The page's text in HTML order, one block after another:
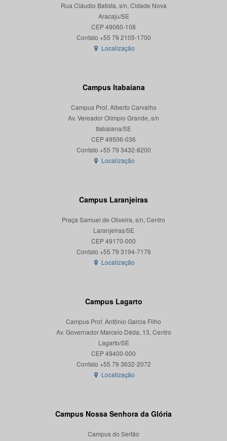
Rua Cláudio Batista, s/n, Cidade Nova
Aracaju/SE
CEP 49060-108
Localização
Campus Itabaiana
Campus Prof. Alberto Carvalho
Av. Vereador Olímpio Grande, s/n
Itabaiana/SE
CEP 49506-036
Localização
Campus Laranjeiras
Praça Samuel de Oliveira, s/n, Centro
Laranjeiras/SE
CEP 49170-000
Localização
Campus Lagarto
Campus Prof. Antônio Garcia Filho
Av. Governador Marcelo Déda, 13, Centro
Lagarto/SE
CEP 49400-000
Localização
Campus Nossa Senhora da Glória
Campus do Sertão